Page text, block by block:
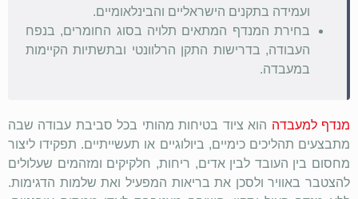
ועמידה בתקנים הישראליים והבינלאומיים.
בחירת המנדף המתאים תלויה בסוג החומרים, בנפח
העבודה, בדרישות התקן הרלוונטי ובתשתיות הקיימות
במעבדה.
מנדף למעבדה הוא ציוד בטיחות מהותי בכל סביבת עבודה שבה
מתבצעים תהליכים כימיים, ביולוגיים או תעשייתיים. תפקידו ליצור
מחסום בין העובד לבין אדים, ריחות, חלקיקים ומזהמים שעלולים
להצטבר באוויר ולסכן את בריאות המפעיל ואת שלמות הדגימות.